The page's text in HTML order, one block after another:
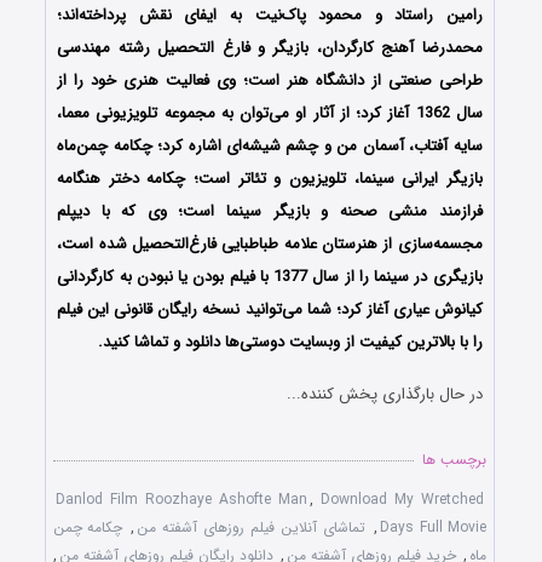
رامین راستاد و محمود پاک‌نیت به ایفای نقش پرداخته‌اند؛
محمدرضا آهنج کارگردان، بازیگر و فارغ التحصیل رشته مهندسی
طراحی صنعتی از دانشگاه هنر است؛ وی فعالیت هنری خود را از
سال 1362 آغاز کرد؛ از آثار او می‌توان به مجموعه تلویزیونی معما،
سایه آفتاب، آسمان من و چشم شیشه‌ای اشاره کرد؛ چکامه چمن‌ماه
بازیگر ایرانی سینما، تلویزیون و تئاتر است؛ چکامه دختر هنگامه
فرازمند منشی صحنه و بازیگر سینما است؛ وی که با دیپلم
مجسمه‌سازی از هنرستان علامه طباطبایی فارغ‌التحصیل شده‌ است،
بازیگری در سینما را از سال 1377 با فیلم بودن یا نبودن به کارگردانی
کیانوش عیاری آغاز کرد؛ شما می‌توانید نسخه رایگان قانونی این فیلم
را با بالاترین کیفیت از وبسایت دوستی‌ها دانلود و تماشا کنید.
در حال بارگذاری پخش کننده...
برچسب ها
Danlod Film Roozhaye Ashofte Man, Download My Wretched
Days Full Movie
, تماشای آنلاین فیلم روزهای آشفته من , چکامه چمن
ماه , خرید فیلم روزهای آشفته من , دانلود رایگان فیلم روزهای آشفته من ,